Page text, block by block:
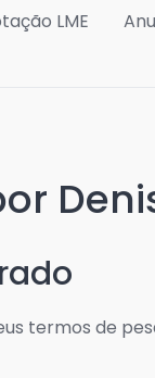
LME
termos de